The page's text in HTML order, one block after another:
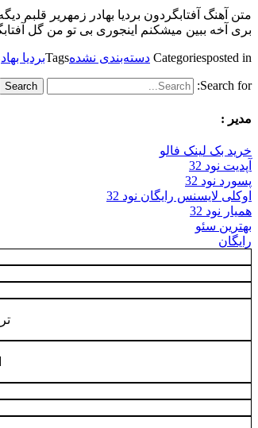
متن آهنگ آفتابگردون بردیا بهادر زمهریر قلبم
بری آخه ببین میشکنم اینجوری بی تو من گل
Categoriesposted in دسته‌بندی نشدهTagsبردیا
Search for:
مدیر :
خرید بک لینک فالو
آپدیت نود 32
پسورد نود 32
اوکلی لایسنس رایگان نود 32
همیار نود 32
بهترین سئو
رایگان